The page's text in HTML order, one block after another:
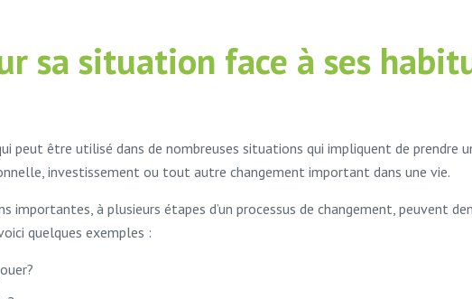
sa situation face à ses
peut être utilisé dans de nombreuses situations qui impliquent de prendre
investissement ou tout autre changement important dans une vie.
importantes, à plusieurs étapes d’un processus de changement, peuvent
quelques exemples :